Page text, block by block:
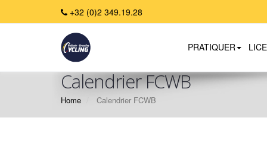
+32 (0)2 349.19.28
PRATIQUER
Calendrier FCWB
Home Calendrier FCWB